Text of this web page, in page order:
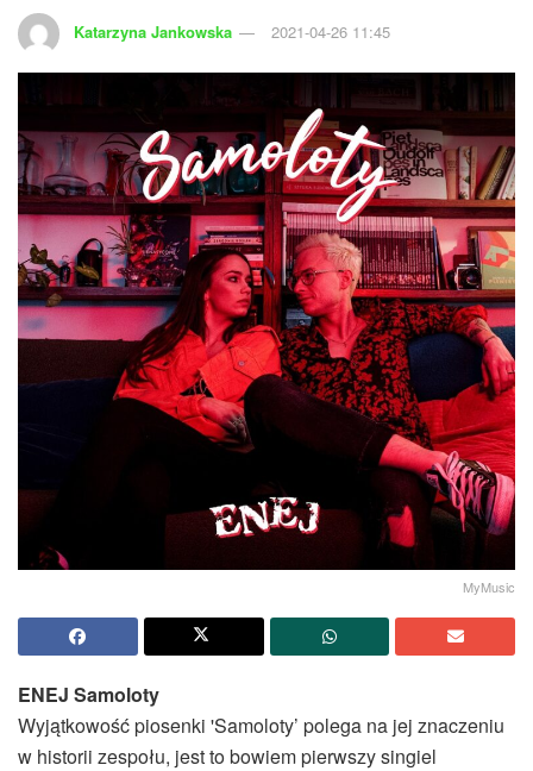
Katarzyna Jankowska 2021-04-26 11:45
MyMusic
ENEJ Samoloty
Wyjątkowość piosenki 'Samoloty’ polega na jej znaczeniu
w historii zespołu, jest to bowiem pierwszy singiel